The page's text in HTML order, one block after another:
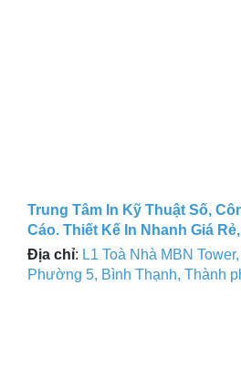
Trung Tâm In Kỹ Thuật Số,
Cáo. Thiết Kế In Nhanh Giá
Địa chỉ: L1 Toà Nhà MBN
Phường 5, Bình Thạnh, Thành